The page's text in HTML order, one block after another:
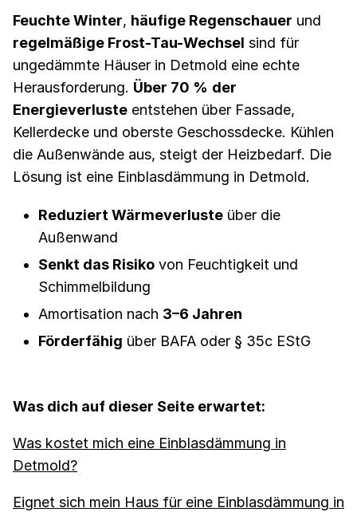
Feuchte Winter, häufige Regenschauer und
regelmäßige Frost-Tau-Wechsel sind für
ungedämmte Häuser in Detmold eine echte
Herausforderung. Über 70 % der
Energieverluste entstehen über Fassade,
Kellerdecke und oberste Geschossdecke. Kühlen
die Außenwände aus, steigt der Heizbedarf. Die
Lösung ist eine Einblasdämmung in Detmold.
Reduziert Wärmeverluste über die
Außenwand
Senkt das Risiko von Feuchtigkeit und
Schimmelbildung
Amortisation nach 3–6 Jahren
Förderfähig über BAFA oder § 35c EStG
Was dich auf dieser Seite erwartet:
Was kostet mich eine Einblasdämmung in
Detmold?
Eignet sich mein Haus für eine Einblasdämmung in